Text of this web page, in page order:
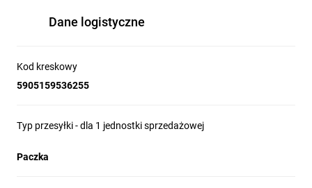
Dane logistyczne
Kod kreskowy
5905159536255
Typ przesyłki - dla 1 jednostki sprzedażowej
Paczka